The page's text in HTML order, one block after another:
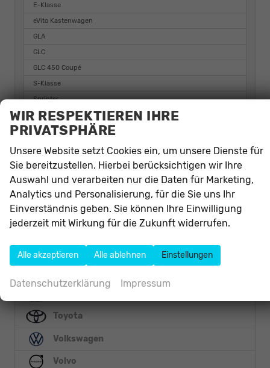
E-Klasse
eVito Kastenwagen
GLA
GLC
GLC 450 Coupé
S-Klasse
Sprinter
Vito
Vito Kastenwagen
Nissan
Opel
Peugeot
Renault
Seat
Toyota
Volkswagen
Volvo
WIR RESPEKTIEREN IHRE
PRIVATSPHÄRE
Unsere Website setzt Cookies ein, um unsere Dienste für
Sie bereitzustellen. Hierbei berücksichtigen wir Ihre
Auswahl und verarbeiten nur die Daten für Marketing,
Analytics und Personalisierung, für die Sie uns Ihr
Einverständnis geben. Sie können Ihre Einwilligung
jederzeit mit Wirkung für die Zukunft widerrufen.
Alle akzeptieren Alle ablehnen Einstellungen
Datenschutzerklärung Impressum